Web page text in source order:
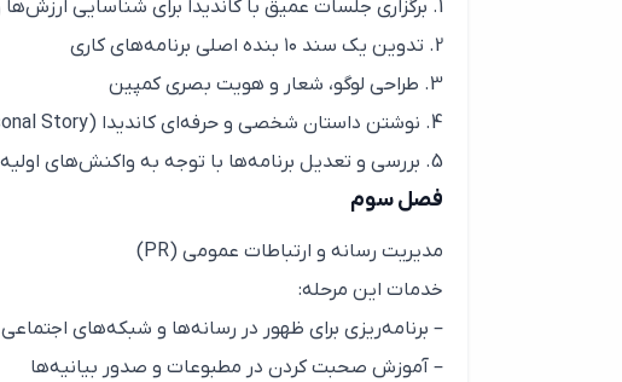
1. برگزاری جلسات عمیق با کاندیدا برای شناسایی ارزش‌ها و اهداف
2. تدوین یک سند ۱۰ بنده اصلی برنامه‌های کاری
3. طراحی لوگو، شعار و هویت بصری کمپین
4. نوشتن داستان شخصی و حرفه‌ای کاندیدا (Personal Story)
5. بررسی و تعدیل برنامه‌ها با توجه به واکنش‌های اولیه مخاطبان
فصل سوم
مدیریت رسانه و ارتباطات عمومی (PR)
خدمات این مرحله:
– برنامه‌ریزی برای ظهور در رسانه‌ها و شبکه‌های اجتماعی
– آموزش صحبت کردن در مطبوعات و صدور بیانیه‌ها